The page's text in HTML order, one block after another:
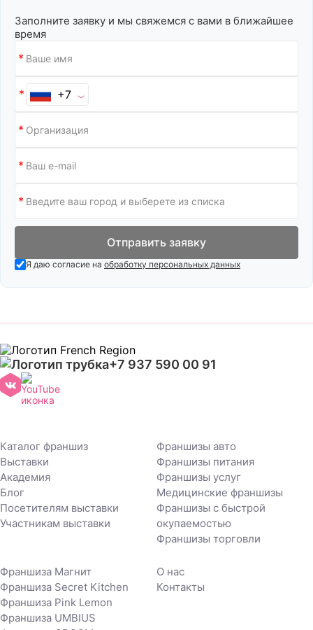
Заполните заявку и мы свяжемся с вами в ближайшее
время
+7
Отправить заявку
Я даю согласие на обработку персональных данных
+7 937 590 00 91
Каталог франшиз
Выставки
Академия
Блог
Посетителям выставки
Участникам выставки
Франшизы авто
Франшизы питания
Франшизы услуг
Медицинские франшизы
Франшизы с быстрой
окупаемостью
Франшизы торговли
Франшиза Магнит
Франшиза Secret Kitchen
Франшиза Pink Lemon
Франшиза UMBIUS
О нас
Контакты